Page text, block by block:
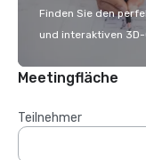
Finden Sie den
und interaktiven
Meetingfläche
Teilnehmer